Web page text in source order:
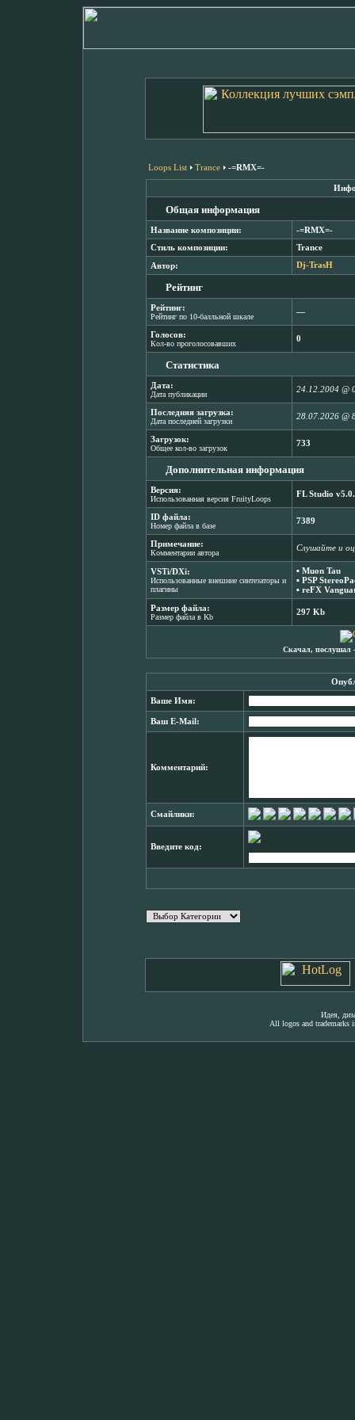
Loops List Trance -=RMX=-
Общая информация
Название композиции: -=RMX=-
Стиль композиции: Trance
Автор: Dj-TrasH
Рейтинг
Рейтинг:
Рейтинг по 10-балльной шкале
―
Голосов:
Кол-во проголосовавших
0
Статистика
Дата:
Дата публикации
24.12.2004 @
Последняя загрузка:
Дата последней загрузки
28.07.2026 @
Загрузок:
Общее кол-во загрузок
733
Дополнительная информация
Версия:
Использованная версия FruityLoops
FL Studio
ID файла:
Номер файла в базе
7389
Примечание:
Комментарии автора
Cлушайте и
VSTi/DXi:
Использованные внешние синтезаторы и
плагины
▪ Muon Tau
▪ PSP
▪ reFX
Размер файла:
Размер файла в Kb
297 Kb
Скачал, послушал
Ваше Имя:
Ваш E-Mail:
Комментарий:
Смайлики:
Введите код:
Идея,
All logos and trademarks